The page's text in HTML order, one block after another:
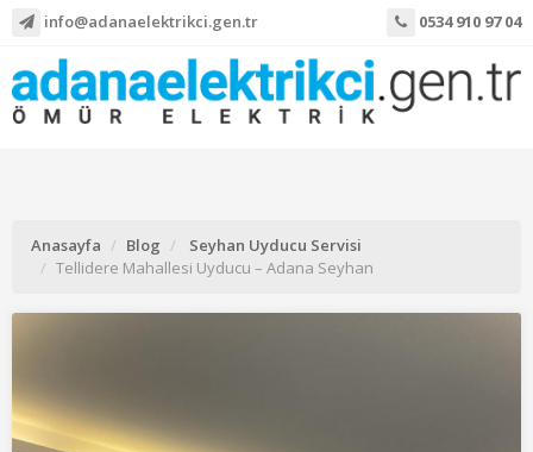
info@adanaelektrikci.gen.tr 0534 910 97 04
Anasayfa Blog
Seyhan Uyducu Servisi
Tellidere Mahallesi Uyducu – Adana Seyhan